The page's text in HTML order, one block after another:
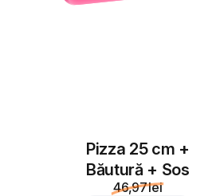
Pizza 25 cm +
Băutură + Sos
46,97 lei